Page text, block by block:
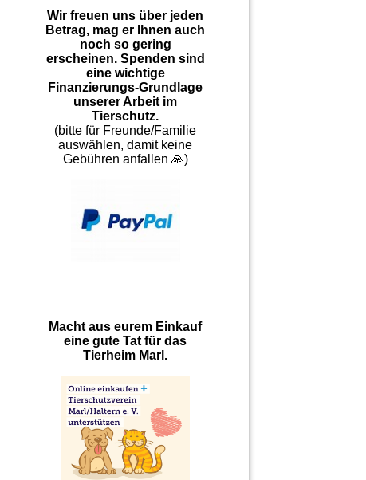
Wir freuen uns über jeden
Betrag, mag er Ihnen auch
noch so gering
erscheinen. Spenden sind
eine wichtige
Finanzierungs-Grundlage
unserer Arbeit im
Tierschutz.
(bitte für Freunde/Familie
auswählen, damit keine
Gebühren anfallen 🙏)
Macht aus eurem Einkauf
eine gute Tat für das
Tierheim Marl.